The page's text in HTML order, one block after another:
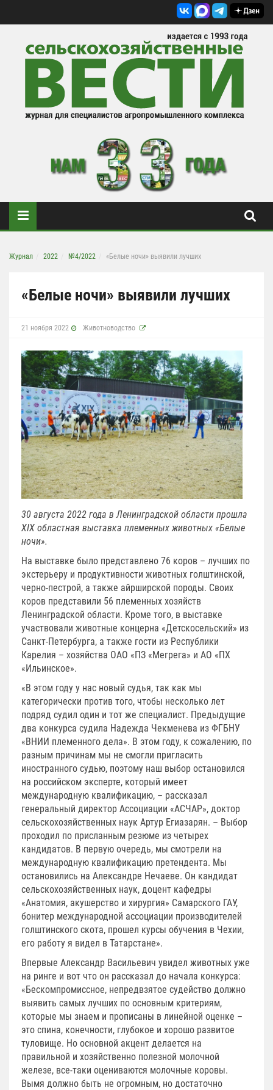
Журнал 2022 №4/2022 «Белые ночи» выявили лучших
«Белые ночи» выявили лучших
21 ноября 2022 Животноводство
30 августа 2022 года в Ленинградской области прошла
XIX областная выставка племенных животных «Белые
ночи».
На выставке было представлено 76 коров – лучших по
экстерьеру и продуктивности животных голштинской,
черно-пестрой, а также айрширской породы. Своих
коров представили 56 племенных хозяйств
Ленинградской области. Кроме того, в выставке
участвовали животные концерна «Детскосельский» из
Санкт-Петербурга, а также гости из Республики
Карелия – хозяйства ОАО «ПЗ «Мегрега» и АО «ПХ
«Ильинское».
«В этом году у нас новый судья, так как мы
категорически против того, чтобы несколько лет
подряд судил один и тот же специалист. Предыдущие
два конкурса судила Надежда Чекменева из ФГБНУ
«ВНИИ племенного дела». В этом году, к сожалению, по
разным причинам мы не смогли пригласить
иностранного судью, поэтому наш выбор остановился
на российском эксперте, который имеет
международную квалификацию, – рассказал
генеральный директор Ассоциации «АСЧАР», доктор
сельскохозяйственных наук Артур Егиазарян. – Выбор
проходил по присланным резюме из четырех
кандидатов. В первую очередь, мы смотрели на
международную квалификацию претендента. Мы
остановились на Александре Нечаеве. Он кандидат
сельскохозяйственных наук, доцент кафедры
«Анатомия, акушерство и хирургия» Самарского ГАУ,
бонитер международной ассоциации производителей
голштинского скота, прошел курсы обучения в Чехии,
его работу я видел в Татарстане».
Впервые Александр Васильевич увидел животных уже
на ринге и вот что он рассказал до начала конкурса:
«Бескомпромиссное, непредвзятое судейство должно
выявить самых лучших по основным критериям,
которые мы знаем и прописаны в линейной оценке –
это спина, конечности, глубокое и хорошо развитое
туловище. Но основной акцент делается на
правильной и хозяйственно полезной молочной
железе, все-таки оцениваются молочные коровы.
Вымя должно быть не огромным, но достаточно